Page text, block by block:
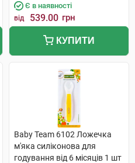
Є в наявності
від 539.00 грн
КУПИТИ
Baby Team 6102 Ложечка
м'яка силіконова для
годування від 6 місяців 1 шт